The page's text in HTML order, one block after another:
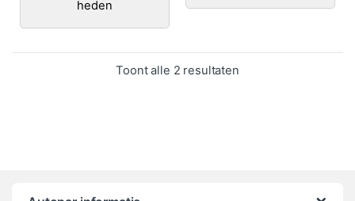
heden
Toont alle 2 resultatenGesorteerd op